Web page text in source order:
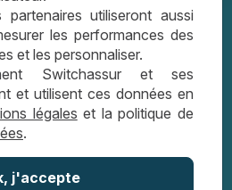
permanente
(IPT et IPP)
EMPRUNTEUR
INVALIDITÉ PERMANENTE
utiliseront aussi
les performances des
et les personnaliser.
Switchassur et ses
et utilisent ces données en
légales et la politique de
.
j'accepte